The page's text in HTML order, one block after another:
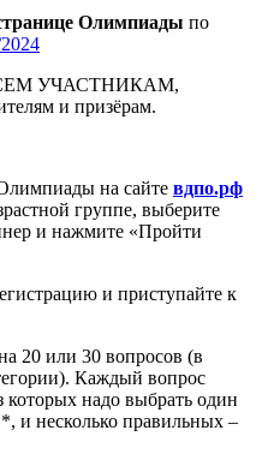
Олимпиады по
УЧАСТНИКАМ,
и призёрам.
на сайте вдпо.рф
группе, выберите
и нажмите «Пройти
и приступайте к
20 или 30 вопросов (в
Каждый вопрос
которых надо выбрать один
и несколько правильных –